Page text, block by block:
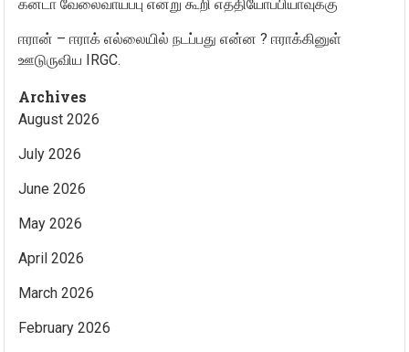
கனடா வேலைவாய்ப்பு என்று கூறி எத்தியோப்பியாவுக்கு
ஈரான் – ஈராக் எல்லையில் நடப்பது என்ன ? ஈராக்கினுள்
ஊடுருவிய IRGC.
Archives
August 2026
July 2026
June 2026
May 2026
April 2026
March 2026
February 2026